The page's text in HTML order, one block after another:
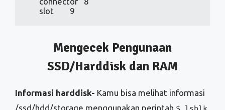
Informasi harddisk-
terpasang (ssd/hdd/mmc/usb drive),kapasitas
drive,type disk,partisi dan mount point.